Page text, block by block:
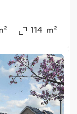
114 m²